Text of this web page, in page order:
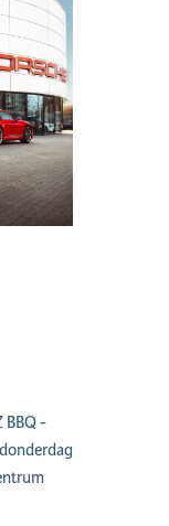
BBQ -